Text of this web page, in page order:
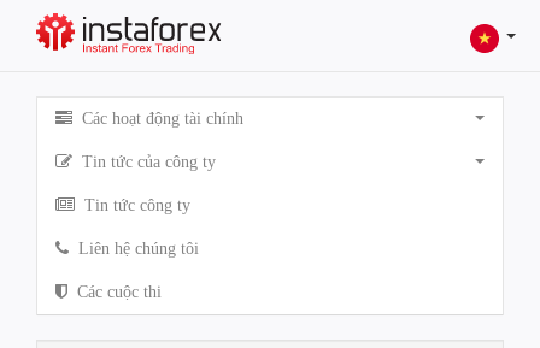
Các hoạt động tài chính
Tin tức của công ty
Tin tức công ty
Liên hệ chúng tôi
Các cuộc thi